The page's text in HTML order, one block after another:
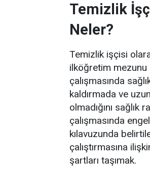
Temizlik
Neler?
Temizlik işçisi
ilköğretim
çalışmasında
kaldırmada ve
olmadığını
çalışmasında
kılavuzunda
çalıştırmasına
şartları taşımak.